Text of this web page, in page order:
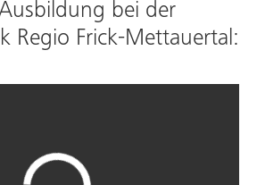
bei der
Regio Frick-Mettauertal: